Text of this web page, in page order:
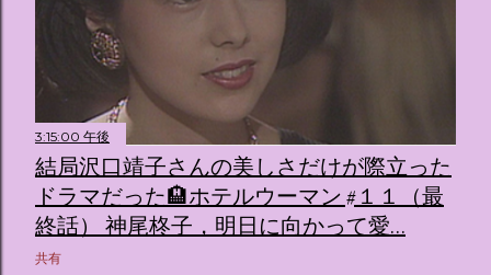
3:15:00 午後
結局沢口靖子さんの美しさだけが際立った
ドラマだった🏨ホテルウーマン #１１（最
終話） 神尾柊子，明日に向かって愛…
共有